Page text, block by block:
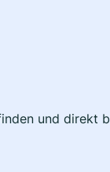
und direkt